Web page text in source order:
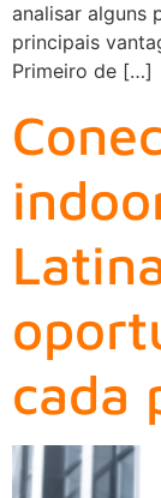
analisar alguns
principais
Primeiro de […]
cada